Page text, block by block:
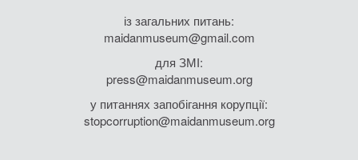
із загальних питань:
maidanmuseum@gmail.com
для ЗМІ:
press@maidanmuseum.org
у питаннях запобігання корупції:
stopcorruption@maidanmuseum.org